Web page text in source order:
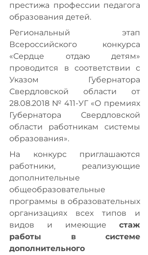
престижа профессии педагога
образования детей.
Региональный этап
Всероссийского конкурса
«Сердце отдаю детям»
проводится в соответствии с
Указом Губернатора
Свердловской области от
28.08.2018 № 411-УГ «О премиях
Губернатора Свердловской
области работникам системы
образования».
На конкурс приглашаются
работники, реализующие
дополнительные
общеобразовательные
программы в образовательных
организациях всех типов и
видов и имеющие стаж
работы в системе
дополнительного